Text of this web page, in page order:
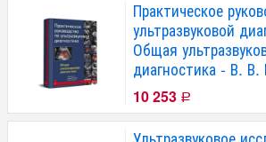
Практическое
ультразвуковой
Общая
диагностика - В.
10 253 Р